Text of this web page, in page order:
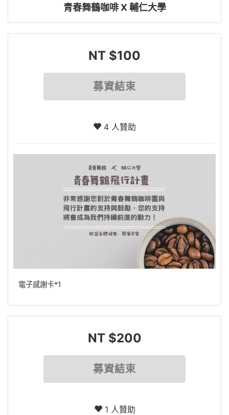
青春舞鶴咖啡 X 輔仁大學
NT $100
募資結束
4 人贊助
電子感謝卡*1
NT $200
募資結束
1 人贊助